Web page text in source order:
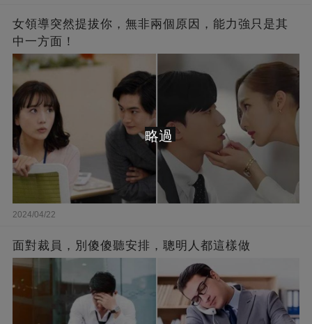
女領導突然提拔你，無非兩個原因，能力強只是其
中一方面！
2024/04/22
面對裁員，別傻傻聽安排，聰明人都這樣做
略過